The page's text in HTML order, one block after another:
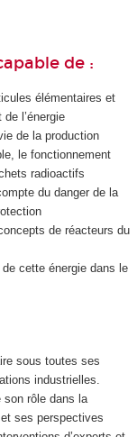
de :
élémentaires et
l’énergie
de la production
le fonctionnement
radioactifs
du danger de la
de réacteurs du
cette énergie dans le
sous toutes ses
industrielles.
son rôle dans la
ses perspectives